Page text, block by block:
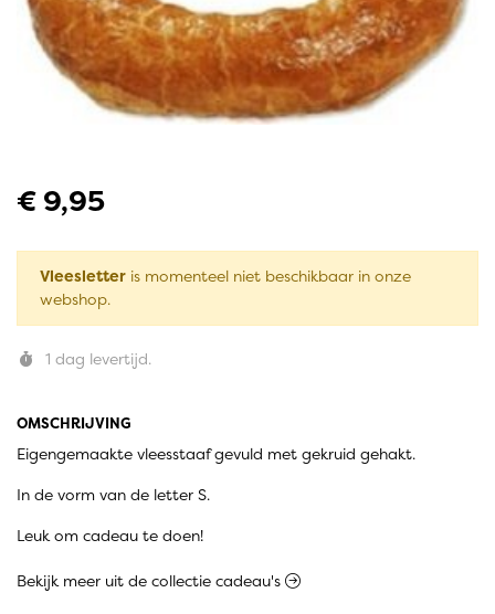
OMSCHRIJVING
Eigengemaakte vleesstaaf gevuld met gekruid gehakt.
In de vorm van de letter S.
Leuk om cadeau te doen!
€ 9,95
Vleesletter is momenteel niet beschikbaar in onze
webshop.
1 dag levertijd.
Bekijk meer uit de collectie cadeau's